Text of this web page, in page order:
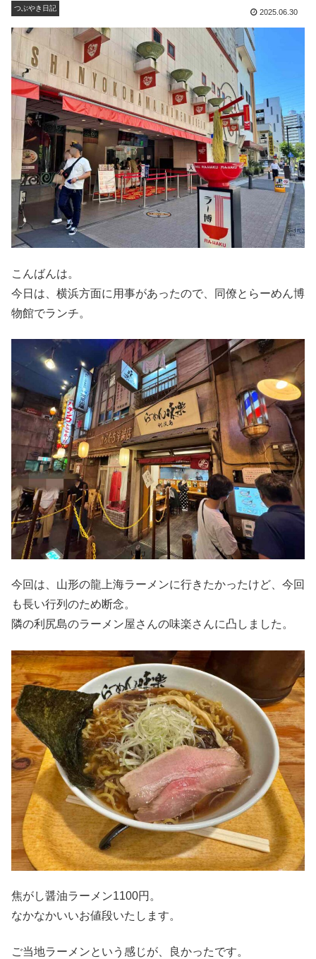
つぶやき日記
2025.06.30
こんばんは。
今日は、横浜方面に用事があったので、同僚とらーめん博
物館でランチ。
今回は、山形の龍上海ラーメンに行きたかったけど、今回
も長い行列のため断念。
隣の利尻島のラーメン屋さんの味楽さんに凸しました。
焦がし醤油ラーメン1100円。
なかなかいいお値段いたします。
ご当地ラーメンという感じが、良かったです。